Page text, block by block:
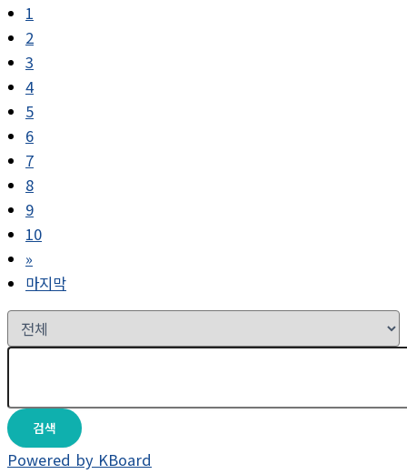
1
2
3
4
5
6
7
8
9
10
»
마지막
검색
Powered by KBoard